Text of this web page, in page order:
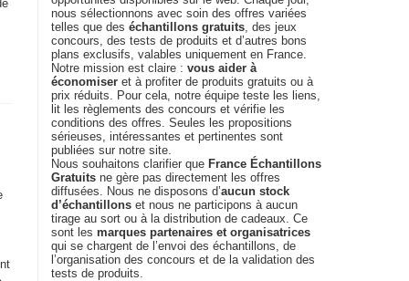
nous sélectionnons avec soin des offres variées
telles que des échantillons gratuits, des jeux
concours, des tests de produits et d’autres bons
plans exclusifs, valables uniquement en France.
Notre mission est claire : vous aider à
économiser et à profiter de produits gratuits ou à
prix réduits. Pour cela, notre équipe teste les liens,
lit les règlements des concours et vérifie les
conditions des offres. Seules les propositions
sérieuses, intéressantes et pertinentes sont
publiées sur notre site.
Nous souhaitons clarifier que France Échantillons
Gratuits ne gère pas directement les offres
diffusées. Nous ne disposons d’aucun stock
d’échantillons et nous ne participons à aucun
tirage au sort ou à la distribution de cadeaux. Ce
sont les marques partenaires et organisatrices
qui se chargent de l’envoi des échantillons, de
l’organisation des concours et de la validation des
tests de produits.